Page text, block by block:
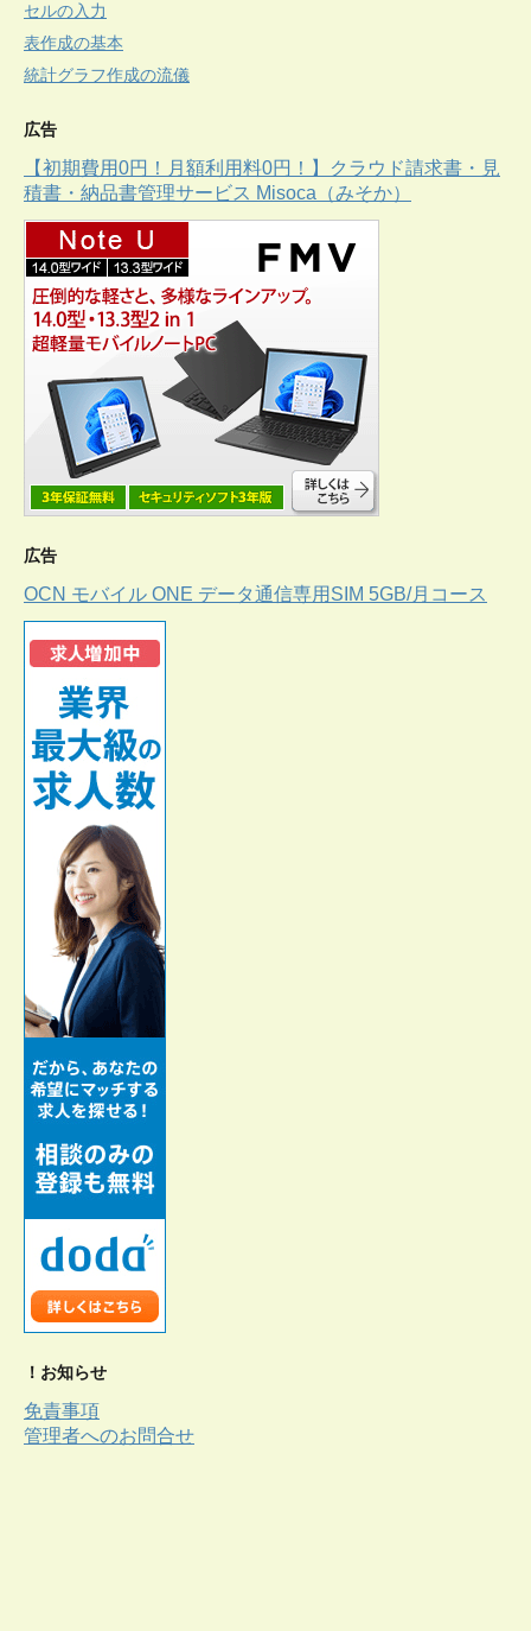
セルの入力
表作成の基本
統計グラフ作成の流儀
広告
【初期費用0円！月額利用料0円！】クラウド請求書・見
積書・納品書管理サービス Misoca（みそか）
広告
OCN モバイル ONE データ通信専用SIM 5GB/月コース
！お知らせ
免責事項
管理者へのお問合せ